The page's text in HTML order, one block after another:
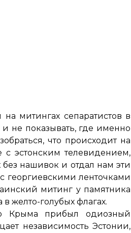
митингах сепаратистов в
не показывать, где именно
что происходит на
эстонским телевидением,
нашивок и отдал нам эти
ленточками
митинг у памятника
желто-голубых флагах.
Крыма прибыл одиозный
независимость Эстонии,